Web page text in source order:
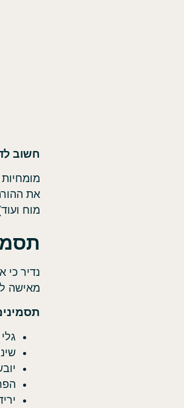
חשוב
את
מוח
נדיר כי
מאישה